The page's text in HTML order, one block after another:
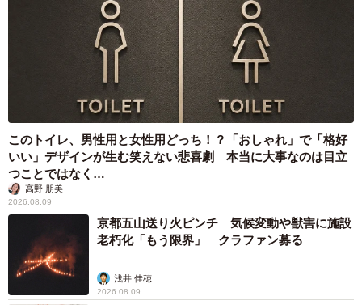
このトイレ、男性用と女性用どっち！？「おしゃれ」で「格好
いい」デザインが生む笑えない悲喜劇 本当に大事なのは目立
つことではなく…
高野 朋美
2026.08.09
京都五山送り火ピンチ 気候変動や獣害に施設
老朽化「もう限界」 クラファン募る
浅井 佳穂
2026.08.09